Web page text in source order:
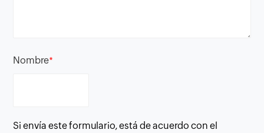
Nombre*
Si envía este formulario, está de acuerdo con el